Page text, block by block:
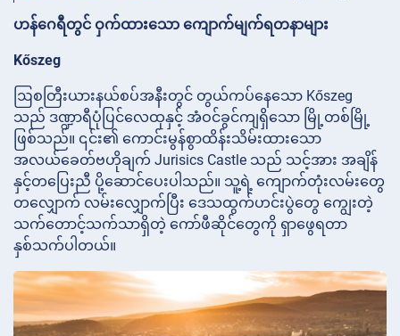
ဟန်ဂေရီတွင် ဝှက်ထားသော ကျောက်မျက်ရတနာများ
Kőszeg
ဩစတြီးယားနယ်စပ်အနီးတွင် တွယ်ကပ်နေသော Kőszeg
သည် ဒဏ္ဍာရီပုံပြင်လေထုနှင့် အံဝင်ခွင်ကျရှိသော မြို့တစ်မြို့
ဖြစ်သည်။ ၎င်း၏ ကောင်းမွန်စွာထိန်းသိမ်းထားသော
အလယ်ခေတ်ဗဟိုချက် Jurisics Castle သည် သင့်အား အချိန်
နှင့်တပြေးညီ ပို့ဆောင်ပေးပါသည်။ သူ့ရဲ့ ကျောက်တုံးလမ်းတွေ
တလျှောက် လမ်းလျှောက်ပြီး ဒေသထွက်ဟင်းပွဲတွေ ကျွေးတဲ့
သက်တောင့်သက်သာရှိတဲ့ ကော်ဖီဆိုင်တွေကို ရှာဖွေရတာ
နှစ်သက်ပါတယ်။